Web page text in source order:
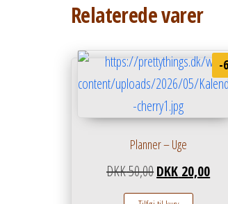
Relaterede varer
-
Planner – Uge
DKK50,00Den
DKK 20,00